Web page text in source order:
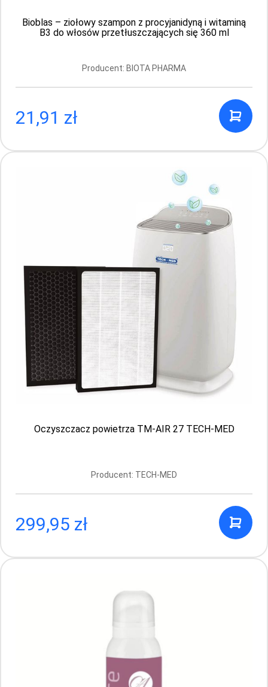
19.99 PLN
Bioblas Botanic Oils – arganowa,
wzmacniająca odżywka do włosów 250 ml
Producent: BIOTA PHARMA
Aktualnie brak
Bioblas Botanic Oils – arganowa,
regenerująca odżywka do włosów bez
spłukiwania 200 ml
Producent: BIOTA PHARMA
Bioblas – ziołowy szampon z procyjanidyną i witaminą
B3 do włosów przetłuszczających się 360 ml
Producent: BIOTA PHARMA
21,91 zł
Oczyszczacz powietrza TM-AIR 27 TECH-MED
Producent: TECH-MED
299,95 zł